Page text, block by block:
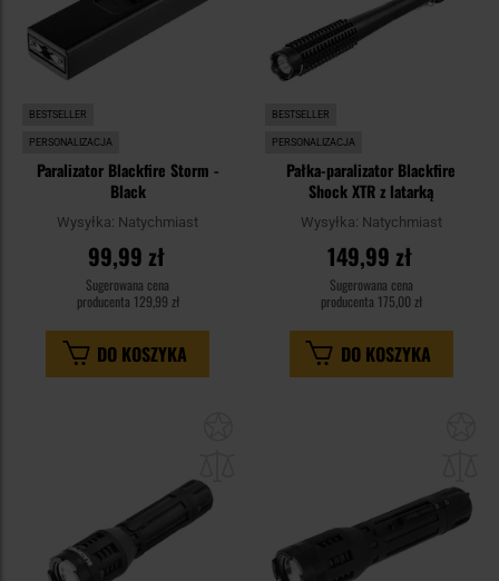
BESTSELLER
PERSONALIZACJA
Paralizator Blackfire Storm -
Black
Wysyłka: Natychmiast
99,99 zł
Sugerowana cena
producenta 129,99 zł
DO KOSZYKA
BESTSELLER
PERSONALIZACJA
Pałka-paralizator Blackfire
Shock XTR z latarką
Wysyłka: Natychmiast
149,99 zł
Sugerowana cena
producenta 175,00 zł
DO KOSZYKA